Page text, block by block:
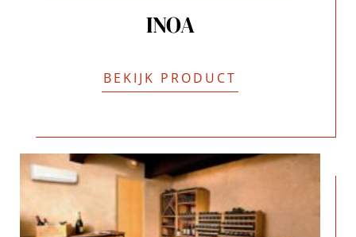
INOA
BEKIJK PRODUCT